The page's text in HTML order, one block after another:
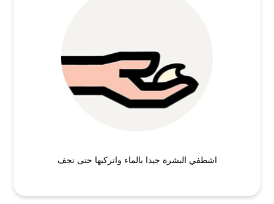
اشطفي البشرة جيدا بالماء واتركيها حتى تجف